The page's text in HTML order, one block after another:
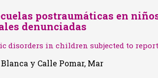
postraumáticas en
denunciadas
disorders in children subjected to
y Calle Pomar, Mar